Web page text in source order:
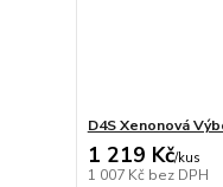
D4S Xenonová
1 219 Kč/kus
1 007 Kč bez DPH